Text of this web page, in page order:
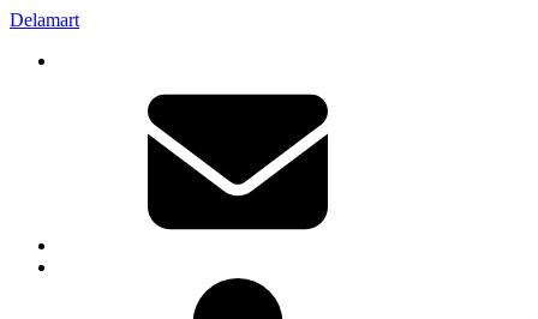
Delamart